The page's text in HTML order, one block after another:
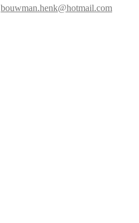
bouwman.henk@hotmail.com